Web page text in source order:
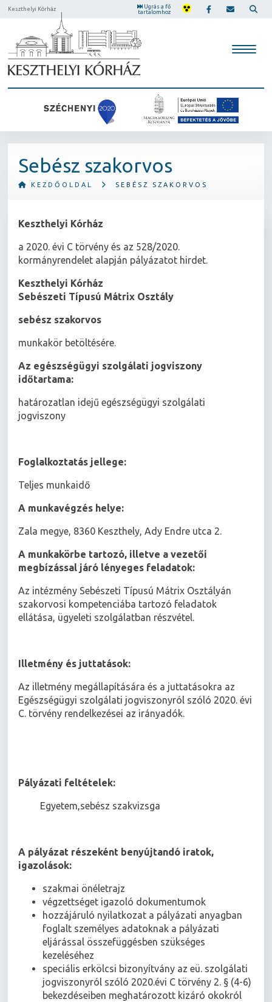
Keszthelyi Kórház
Ugrás a fő
tartalomhoz
Sebész szakorvos
KEZDŐOLDAL SEBÉSZ SZAKORVOS
Keszthelyi Kórház
a 2020. évi C törvény és az 528/2020.
kormányrendelet alapján pályázatot hirdet.
Keszthelyi Kórház
Sebészeti Típusú Mátrix Osztály
sebész szakorvos
munkakör betöltésére.
Az egészségügyi szolgálati jogviszony
időtartama:
határozatlan idejű egészségügyi szolgálati
jogviszony
Foglalkoztatás jellege:
Teljes munkaidő
A munkavégzés helye:
Zala megye, 8360 Keszthely, Ady Endre utca 2.
A munkakörbe tartozó, illetve a vezetői
megbízással járó lényeges feladatok:
Az intézmény Sebészeti Típusú Mátrix Osztályán
szakorvosi kompetenciába tartozó feladatok
ellátása, ügyeleti szolgálatban részvétel.
Illetmény és juttatások:
Az illetmény megállapítására és a juttatásokra az
Egészségügyi szolgálati jogviszonyról szóló 2020. évi
C. törvény rendelkezései az irányadók.
Pályázati feltételek:
 Egyetem,sebész szakvizsga
A pályázat részeként benyújtandó iratok,
igazolások:
szakmai önéletrajz
végzettséget igazoló dokumentumok
hozzájáruló nyilatkozat a pályázati anyagban
foglalt személyes adatoknak a pályázati
eljárással összefüggésben szükséges
kezeléséhez
speciális erkölcsi bizonyítvány az eü. szolgálati
jogviszonyról szóló 2020.évi C törvény 2. § (4-6)
bekezdéseiben meghatározott kizáró okokról